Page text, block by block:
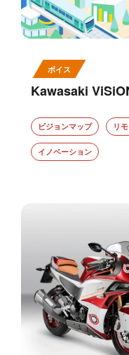
ボイス
Kawasaki
ビジョンマップ リ
イノベーション